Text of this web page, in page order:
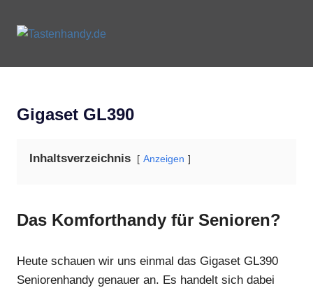
Inhalt
Gigaset GL390
Inhaltsverzeichnis Anzeigen
Das Komforthandy für Senioren?
Heute schauen wir uns einmal das Gigaset GL390
Seniorenhandy genauer an. Es handelt sich dabei